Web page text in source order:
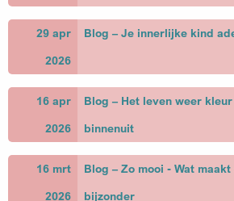
29 apr
2026
Blog – Je innerlijke kind
16 apr
2026
Blog – Het leven weer
binnenuit
16 mrt
2026
Blog – Zo mooi - Wat
bijzonder